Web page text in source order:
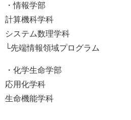
・情報学部
計算機科学科
システム数理学科
└先端情報領域プログラム
・化学生命学部
応用化学科
生命機能学科